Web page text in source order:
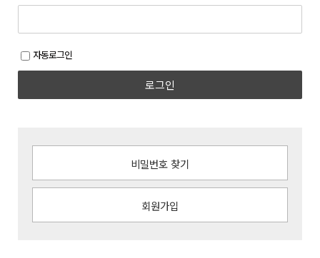
자동로그인
로그인
비밀번호 찾기
회원가입